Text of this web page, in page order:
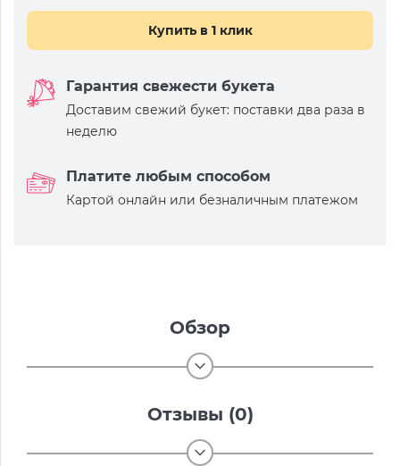
Купить в 1 клик
Гарантия свежести букета
Доставим свежий букет: поставки два раза в
неделю
Платите любым способом
Картой онлайн или безналичным платежом
Обзор
Отзывы (0)